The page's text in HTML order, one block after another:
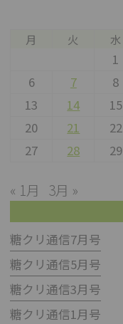
月 火 水
1
6
7 8
13
14 15
20
21 22
27
28 29
« 1月 3月 »
糖クリ通信7月号
糖クリ通信5月号
糖クリ通信3月号
糖クリ通信1月号